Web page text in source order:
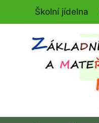
Přeskočit
Školní jídelna